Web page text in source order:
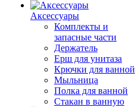
Аксессуары
Комплекты и
запасные части
Держатель
Ерш для унитаза
Крючки для ванной
Мыльница
Полка для ванной
Стакан в ванную